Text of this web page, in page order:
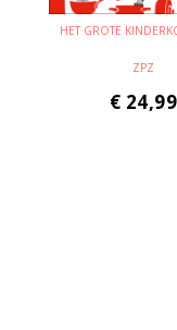
HET GROTE
ZPZ
€ 24,99